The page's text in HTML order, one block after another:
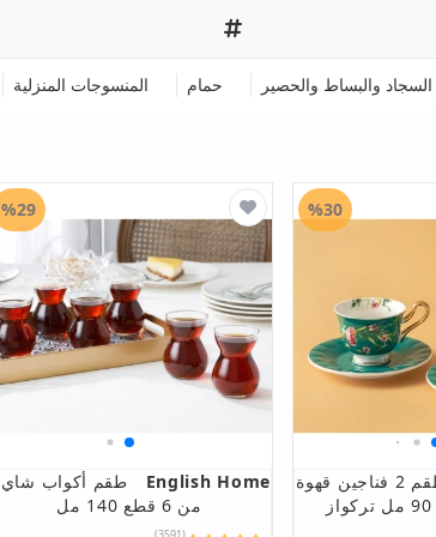
السجاد والبساط والحصير حمام المنسوجات المنزلية
طقم 2 فناجين قهوة
%30
English Home
طقم أكواب شاي
من 6 قطع 140 مل
%29